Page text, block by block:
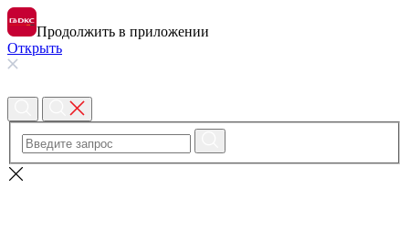
Продолжить в приложении
Открыть